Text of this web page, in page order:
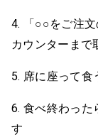
4. 「○○をご注文
カウンターまで
5. 席に座って食
6. 食べ終わった
す